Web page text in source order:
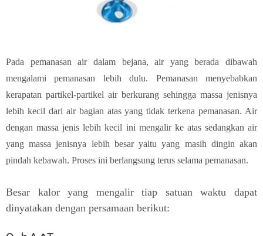
Pada pemanasan air dalam bejana, air yang berada dibawah
mengalami pemanasan lebih dulu. Pemanasan menyebabkan
kerapatan partikel-partikel air berkurang sehingga massa jenisnya
lebih kecil dari air bagian atas yang tidak terkena pemanasan. Air
dengan massa jenis lebih kecil ini mengalir ke atas sedangkan air
yang massa jenisnya lebih besar yaitu yang masih dingin akan
pindah kebawah. Proses ini berlangsung terus selama pemanasan.
Besar kalor yang mengalir tiap satuan waktu dapat
dinyatakan dengan persamaan berikut: